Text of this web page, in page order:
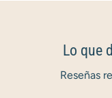
Lo que
Reseñas